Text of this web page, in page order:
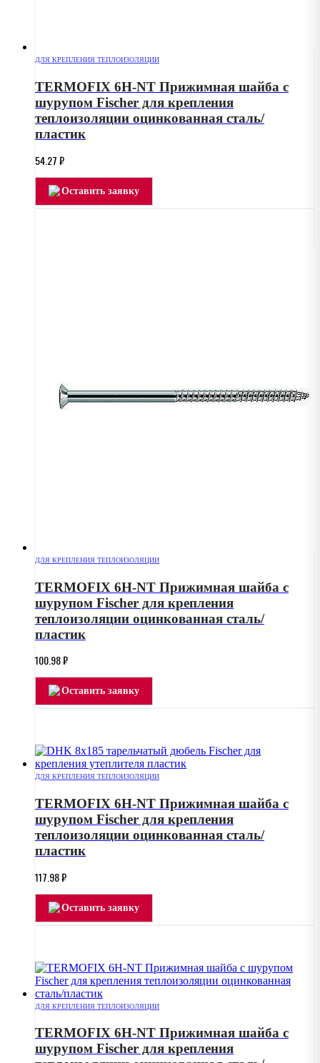
ДЛЯ КРЕПЛЕНИЯ ТЕПЛОИЗОЛЯЦИИ
TERMOFIX 6H-NT Прижимная шайба с
шурупом Fischer для крепления
теплоизоляции оцинкованная сталь/
пластик
54.27₽
Оставить заявку
ДЛЯ КРЕПЛЕНИЯ ТЕПЛОИЗОЛЯЦИИ
TERMOFIX 6H-NT Прижимная шайба с
шурупом Fischer для крепления
теплоизоляции оцинкованная сталь/
пластик
100.98₽
Оставить заявку
ДЛЯ КРЕПЛЕНИЯ ТЕПЛОИЗОЛЯЦИИ
TERMOFIX 6H-NT Прижимная шайба с
шурупом Fischer для крепления
теплоизоляции оцинкованная сталь/
пластик
117.98₽
Оставить заявку
ДЛЯ КРЕПЛЕНИЯ ТЕПЛОИЗОЛЯЦИИ
TERMOFIX 6H-NT Прижимная шайба с
шурупом Fischer для крепления